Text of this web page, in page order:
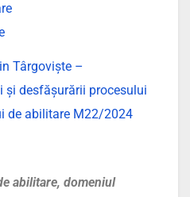
Târgoviște –
și desfășurării procesului
de abilitare M22/2024
abilitare, domeniul